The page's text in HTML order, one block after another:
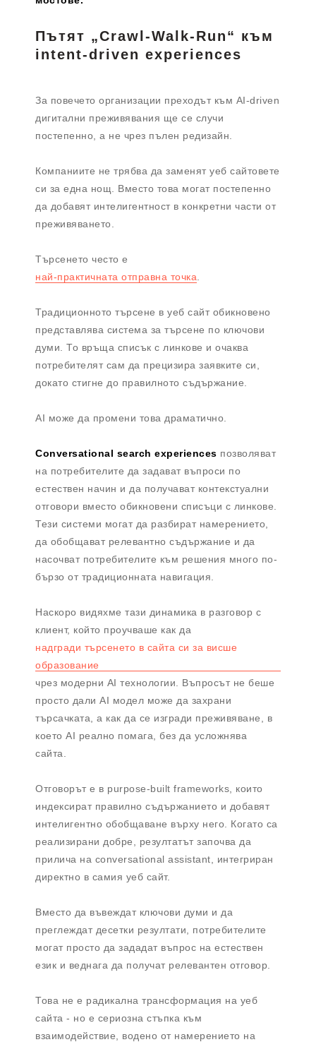
Пътят „Crawl-Walk-Run“ към
intent-driven experiences
За повечето организации преходът към AI-driven
дигитални преживявания ще се случи
постепенно, а не чрез пълен редизайн.
Компаниите не трябва да заменят уеб сайтовете
си за една нощ. Вместо това могат постепенно
да добавят интелигентност в конкретни части от
преживяването.
Търсенето често е
най-практичната отправна точка.
Традиционното търсене в уеб сайт обикновено
представлява система за търсене по ключови
думи. То връща списък с линкове и очаква
потребителят сам да прецизира заявките си,
докато стигне до правилното съдържание.
AI може да промени това драматично.
Conversational search experiences позволяват
на потребителите да задават въпроси по
естествен начин и да получават контекстуални
отговори вместо обикновени списъци с линкове.
Тези системи могат да разбират намерението,
да обобщават релевантно съдържание и да
насочват потребителите към решения много по-
бързо от традиционната навигация.
Наскоро видяхме тази динамика в разговор с
клиент, който проучваше как да
надгради търсенето в сайта си за висше
образование
чрез модерни AI технологии. Въпросът не беше
просто дали AI модел може да захрани
търсачката, а как да се изгради преживяване, в
което AI реално помага, без да усложнява
сайта.
Отговорът е в purpose-built frameworks, които
индексират правилно съдържанието и добавят
интелигентно обобщаване върху него. Когато са
реализирани добре, резултатът започва да
прилича на conversational assistant, интегриран
директно в самия уеб сайт.
Вместо да въвеждат ключови думи и да
преглеждат десетки резултати, потребителите
могат просто да зададат въпрос на естествен
език и веднага да получат релевантен отговор.
Това не е радикална трансформация на уеб
сайта - но е сериозна стъпка към
взаимодействие, водено от намерението на